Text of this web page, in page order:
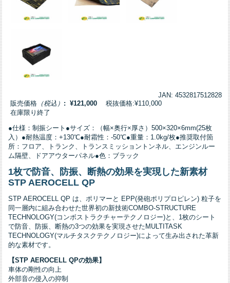
JAN: 4532817512828
販売価格 （税込） : ¥121,000 税抜価格:¥110,000
在庫限り終了
●仕様：制振シート●サイズ：（幅×奥行×厚さ）500×320×6mm(25枚
入）●耐熱温度：+130℃●耐霜性：-50℃●重量：1.0kg/枚●推奨取付箇
所：フロア、トランク、トランスミッショントンネル、エンジンルー
ム隔壁、ドアアウターパネル●色：ブラック
1枚で防音、防振、断熱の効果を実現した新素材
STP AEROCELL QP
STP AEROCELL QP は、ポリマーと EPP(発砲ポリプロピレン) 粒子を
同一層内に組み合わせた世界初の新技術COMBO-STRUCTURE
TECHNOLOGY(コンボストラクチャーテクノロジー)と、1枚のシート
で防音、防振、断熱の3つの効果を実現させたMULTITASK
TECHNOLOGY(マルチタスクテクノロジー)によって生み出された革新
的な素材です。
【STP AEROCELL QPの効果】
車体の剛性の向上
外部音の侵入の抑制